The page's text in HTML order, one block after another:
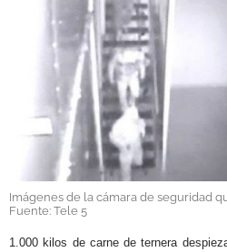
GALERÍAS
Imágenes de la cámara de seguridad
Fuente: Tele 5
1.000 kilos de carne de ternera